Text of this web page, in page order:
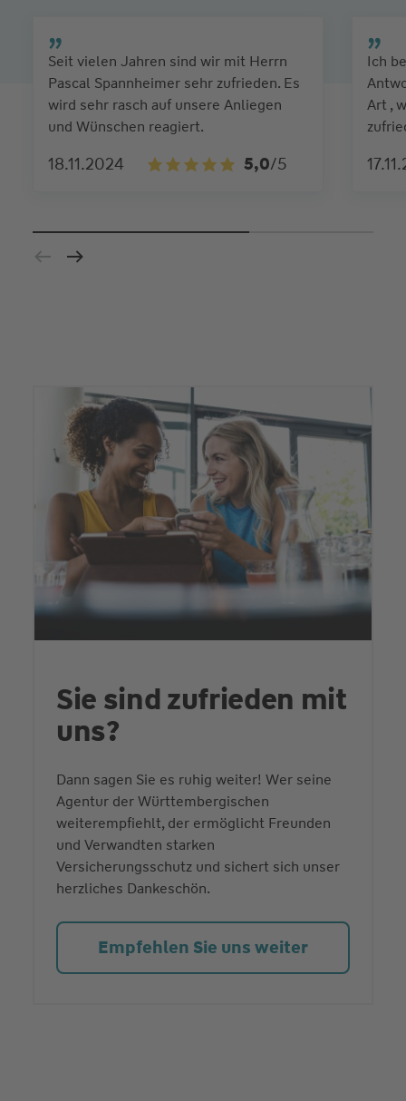
Seit vielen Jahren sind wir mit Herrn
Pascal Spannheimer sehr zufrieden. Es
wird sehr rasch auf unsere Anliegen
und Wünschen reagiert.
18.11.2024 5,0/5
Ich
Art ,
Sie sind zufrieden mit
uns?
Dann sagen Sie es ruhig weiter! Wer seine
Agentur der Württembergischen
weiterempfiehlt, der ermöglicht Freunden
und Verwandten starken
Versicherungsschutz und sichert sich unser
herzliches Dankeschön.
Empfehlen Sie uns weiter